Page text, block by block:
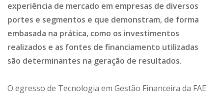
experiência de mercado em empresas de diversos
portes e segmentos e que demonstram, de forma
embasada na prática, como os investimentos
realizados e as fontes de financiamento utilizadas
são determinantes na geração de resultados.
O egresso de Tecnologia em Gestão Financeira da FAE